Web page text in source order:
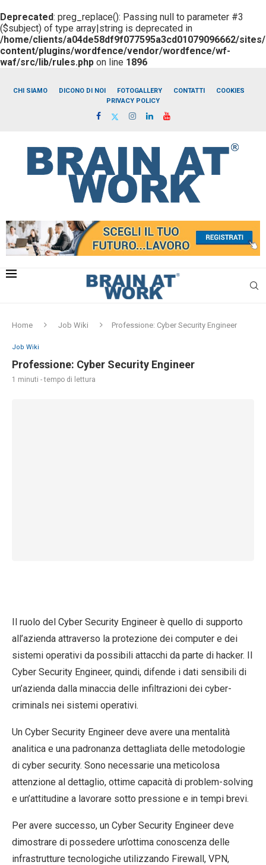
Deprecated: preg_replace(): Passing null to parameter #3
($subject) of type array|string is deprecated in
/home/clients/a04de58df9f077595a3cd01079096662/
content/plugins/wordfence/vendor/wordfence/wf-
waf/src/lib/rules.php on line 1896
CHI SIAMO DICONO DI NOI FOTOGALLERY CONTATTI
COOKIES
PRIVACY POLICY
Home Job Wiki Professione: Cyber Security Engineer
Job Wiki
Professione: Cyber Security Engineer
1 minuti - tempo di lettura
Il ruolo del Cyber Security Engineer è quello di supporto
all’azienda attraverso la protezione dei computer e dei
sistemi operativi da possibili attacchi da parte di hacker. Il
Cyber Security Engineer, quindi, difende i dati sensibili di
un’azienda dalla minaccia delle infiltrazioni dei cyber-
criminals nei sistemi operativi.
Un Cyber Security Engineer deve avere una mentalità
analitica e una padronanza dettagliata delle metodologie
di cyber security. Sono necessarie una meticolosa
attenzione al dettaglio, ottime capacità di problem-solving
e un’attitudine a lavorare sotto pressione e in tempi brevi.
Per avere successo, un Cyber Security Engineer deve
dimostrare di possedere un’ottima conoscenza delle
infrastrutture tecnologiche utilizzando Firewall, VPN,